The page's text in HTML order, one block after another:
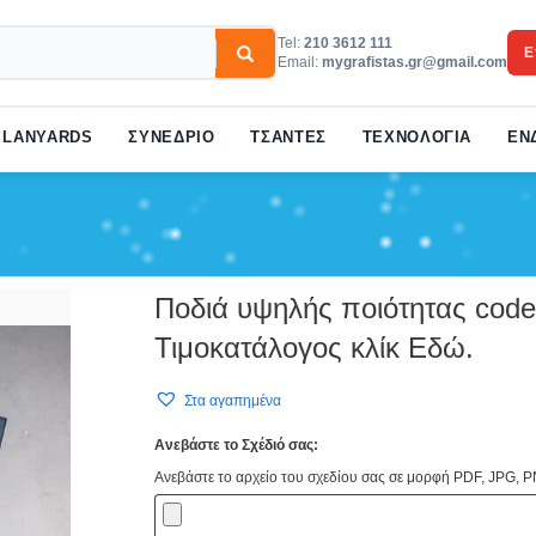
support@website.com . Thank you!
Tel:210 3612 111
Email:mygrafistas.gr@gmail.com
LANYARDS ΣΥΝΕΔΡΙΟ ΤΣΑΝΤΕΣ ΤΕΧΝΟΛΟΓΙΑ
Ποδιά υψηλής ποιότητας
Τιμοκατάλογος κλίκ Εδώ.
Στα αγαπημένα
Ανεβάστε το Σχέδιό σας:
Ανεβάστε το αρχείο του σχεδίου σας σε μορφή PDF, JPG,